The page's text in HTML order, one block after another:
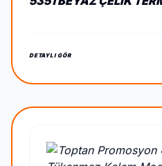
DETAYLI GÖR